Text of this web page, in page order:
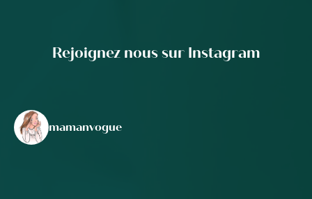
Rejoignez nous sur Instagram
mamanvogue